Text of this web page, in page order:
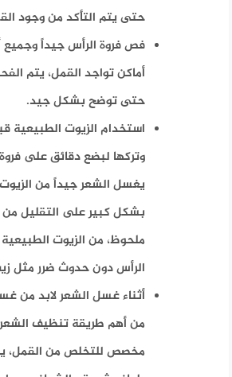
حتى يتم التأكد من وجود
فص فروة الرأس جيداً وجميع
أماكن تواجد القمل، يتم
حتى توضح بشكل جيد.
استخدام الزيوت الطبيعية
وتركها لبضع دقائق على
يغسل الشعر جيداً من
بشكل كبير على التقليل
ملحوظ، من الزيوت
الرأس دون حدوث ضرر مثل
أثناء غسل الشعر لابد من
من أهم طريقة تنظيف الشعر
مخصص للتخلص من القمل،